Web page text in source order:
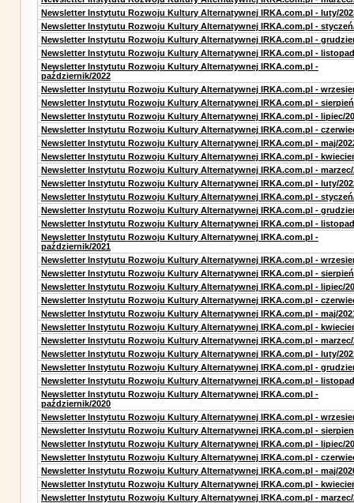
Newsletter Instytutu Rozwoju Kultury Alternatywnej IRKA.com.pl - luty/
Newsletter Instytutu Rozwoju Kultury Alternatywnej IRKA.com.pl -
Newsletter Instytutu Rozwoju Kultury Alternatywnej IRKA.com.pl -
Newsletter Instytutu Rozwoju Kultury Alternatywnej IRKA.com.pl -
Newsletter Instytutu Rozwoju Kultury Alternatywnej IRKA.com.pl -
październik/2022
Newsletter Instytutu Rozwoju Kultury Alternatywnej IRKA.com.pl -
Newsletter Instytutu Rozwoju Kultury Alternatywnej IRKA.com.pl -
Newsletter Instytutu Rozwoju Kultury Alternatywnej IRKA.com.pl - lipiec/
Newsletter Instytutu Rozwoju Kultury Alternatywnej IRKA.com.pl -
Newsletter Instytutu Rozwoju Kultury Alternatywnej IRKA.com.pl - maj/
Newsletter Instytutu Rozwoju Kultury Alternatywnej IRKA.com.pl -
Newsletter Instytutu Rozwoju Kultury Alternatywnej IRKA.com.pl - marzec/
Newsletter Instytutu Rozwoju Kultury Alternatywnej IRKA.com.pl - luty/
Newsletter Instytutu Rozwoju Kultury Alternatywnej IRKA.com.pl -
Newsletter Instytutu Rozwoju Kultury Alternatywnej IRKA.com.pl -
Newsletter Instytutu Rozwoju Kultury Alternatywnej IRKA.com.pl -
Newsletter Instytutu Rozwoju Kultury Alternatywnej IRKA.com.pl -
październik/2021
Newsletter Instytutu Rozwoju Kultury Alternatywnej IRKA.com.pl -
Newsletter Instytutu Rozwoju Kultury Alternatywnej IRKA.com.pl -
Newsletter Instytutu Rozwoju Kultury Alternatywnej IRKA.com.pl - lipiec/
Newsletter Instytutu Rozwoju Kultury Alternatywnej IRKA.com.pl -
Newsletter Instytutu Rozwoju Kultury Alternatywnej IRKA.com.pl - maj/
Newsletter Instytutu Rozwoju Kultury Alternatywnej IRKA.com.pl -
Newsletter Instytutu Rozwoju Kultury Alternatywnej IRKA.com.pl - marzec/
Newsletter Instytutu Rozwoju Kultury Alternatywnej IRKA.com.pl - luty/
Newsletter Instytutu Rozwoju Kultury Alternatywnej IRKA.com.pl -
Newsletter Instytutu Rozwoju Kultury Alternatywnej IRKA.com.pl -
Newsletter Instytutu Rozwoju Kultury Alternatywnej IRKA.com.pl -
październik/2020
Newsletter Instytutu Rozwoju Kultury Alternatywnej IRKA.com.pl -
Newsletter Instytutu Rozwoju Kultury Alternatywnej IRKA.com.pl -
Newsletter Instytutu Rozwoju Kultury Alternatywnej IRKA.com.pl - lipiec/
Newsletter Instytutu Rozwoju Kultury Alternatywnej IRKA.com.pl -
Newsletter Instytutu Rozwoju Kultury Alternatywnej IRKA.com.pl - maj/
Newsletter Instytutu Rozwoju Kultury Alternatywnej IRKA.com.pl -
Newsletter Instytutu Rozwoju Kultury Alternatywnej IRKA.com.pl - marzec/